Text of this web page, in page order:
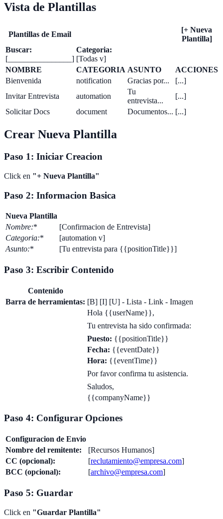
Vista de Plantillas
Plantillas de Email
[+ Nueva
Plantilla]
Buscar:
[________________]
Categoria:
[Todas v]
NOMBRE
CATEGORIA ASUNTO
ACCIONES
Bienvenida
notification Gracias por...
[...]
Invitar Entrevista
automation
Tu
entrevista...
[...]
Solicitar Docs
document Documentos... [...]
Crear Nueva Plantilla
Paso 1: Iniciar Creacion
Click en "+ Nueva Plantilla"
Paso 2: Informacion Basica
Nueva Plantilla
Nombre:*
[Confirmacion de Entrevista]
Categoria:*
[automation v]
Asunto:* [Tu entrevista para {{positionTitle}}]
Paso 3: Escribir Contenido
Contenido
Barra de herramientas: [B] [I] [U] - Lista - Link - Imagen
Hola {{userName}},
Tu entrevista ha sido confirmada:
Puesto: {{positionTitle}}
Fecha: {{eventDate}}
Hora: {{eventTime}}
Por favor confirma tu asistencia.
Saludos,
{{companyName}}
Paso 4: Configurar Opciones
Configuracion de Envio
Nombre del remitente:
[Recursos Humanos]
CC (opcional):
[reclutamiento@empresa.com]
BCC (opcional):
[archivo@empresa.com]
Paso 5: Guardar
Click en "Guardar Plantilla"